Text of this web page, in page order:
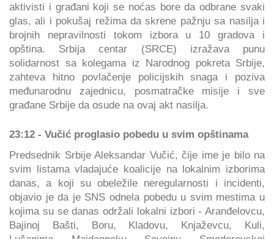
aktivisti i građani koji se noćas bore da odbrane svaki
glas, ali i pokušaj režima da skrene pažnju sa nasilja i
brojnih nepravilnosti tokom izbora u 10 gradova i
opština. Srbija centar (SRCE) izražava punu
solidarnost sa kolegama iz Narodnog pokreta Srbije,
zahteva hitno povlačenje policijskih snaga i poziva
međunarodnu zajednicu, posmatračke misije i sve
građane Srbije da osude na ovaj akt nasilja.
23:12 - Vučić proglasio pobedu u svim opštinama
Predsednik Srbije Aleksandar Vučić, čije ime je bilo na
svim listama vladajuće koalicije na lokalnim izborima
danas, a koji su obeležile neregularnosti i incidenti,
objavio je da je SNS odnela pobedu u svim mestima u
kojima su se danas održali lokalni izbori - Aranđelovcu,
Bajinoj Bašti, Boru, Kladovu, Knjaževcu, Kuli,